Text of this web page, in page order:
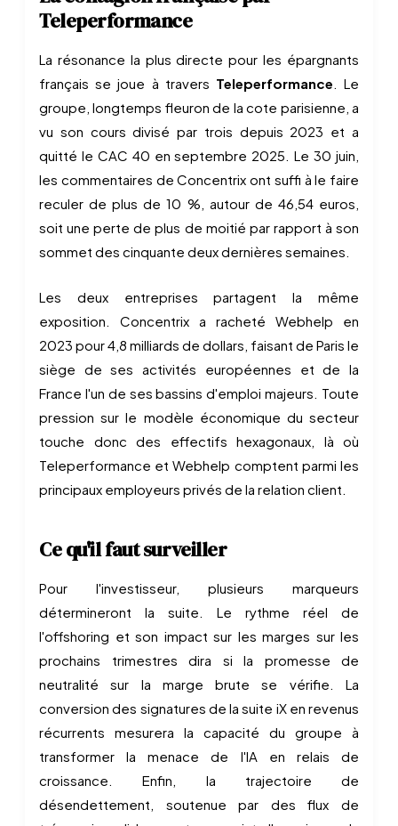
Teleperformance
La résonance la plus directe pour les épargnants
français se joue à travers Teleperformance. Le
groupe, longtemps fleuron de la cote parisienne, a
vu son cours divisé par trois depuis 2023 et a
quitté le CAC 40 en septembre 2025. Le 30 juin,
les commentaires de Concentrix ont suffi à le faire
reculer de plus de 10 %, autour de 46,54 euros,
soit une perte de plus de moitié par rapport à son
sommet des cinquante deux dernières semaines.
Les deux entreprises partagent la même
exposition. Concentrix a racheté Webhelp en
2023 pour 4,8 milliards de dollars, faisant de Paris le
siège de ses activités européennes et de la
France l'un de ses bassins d'emploi majeurs. Toute
pression sur le modèle économique du secteur
touche donc des effectifs hexagonaux, là où
Teleperformance et Webhelp comptent parmi les
principaux employeurs privés de la relation client.
Ce qu'il faut surveiller
Pour l'investisseur, plusieurs marqueurs
détermineront la suite. Le rythme réel de
l'offshoring et son impact sur les marges sur les
prochains trimestres dira si la promesse de
neutralité sur la marge brute se vérifie. La
conversion des signatures de la suite iX en revenus
récurrents mesurera la capacité du groupe à
transformer la menace de l'IA en relais de
croissance. Enfin, la trajectoire de
désendettement, soutenue par des flux de